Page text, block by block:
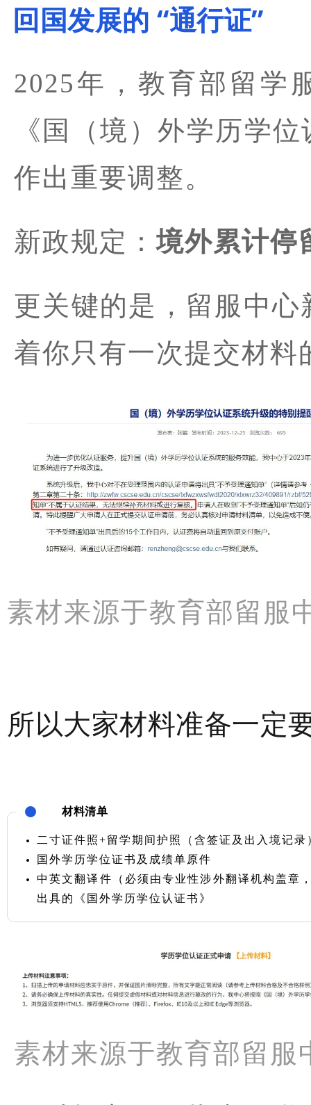
回国发展的 “通行证”
2025年，教育部留学
《国（境）外学历学
作出重要调整。
新政规定：境外累计停
更关键的是，留服中心
着你只有一次提交材
素材来源于教育部留服
所以大家材料准备一定
材料清单
二寸证件照+留学期间护照（含签证及出入境记录
国外学历学位证书及成绩单原件
中英文翻译件（必须由专业性涉外翻译机构盖章
出具的《国外学历学位认证书》
素材来源于教育部留服